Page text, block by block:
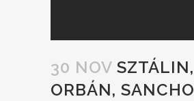
30 NOV SZTÁLIN,
ORBÁN, SANCHO